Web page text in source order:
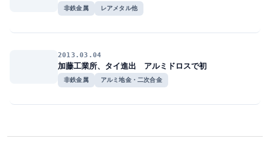
非鉄金属 レアメタル他
2013.03.04
加藤工業所、タイ進出 アルミドロスで初
非鉄金属 アルミ地金・二次合金